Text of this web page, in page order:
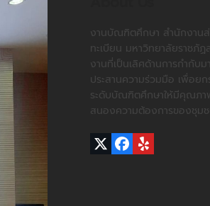
งานบัณฑิตศึกษา สำนักงานส่
ทะเบียน มหาวิทยาลัยราชภั
งานที่เป็นเลิศด้านการกำกับ
ประสานความร่วมมือ เพื่อย
ระดับบัณฑิตศึกษาให้มีคุณภา
สนองความต้องการของชุม
Twitter
Facebook
Yelp